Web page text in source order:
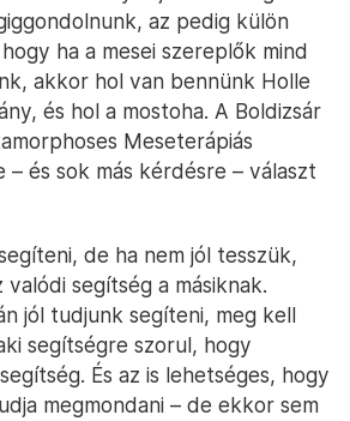
az pedig külön
ha a mesei szereplők mind
akkor hol van bennünk Holle
és hol a mostoha. A Boldizsár
Meseterápiás
– és sok más kérdésre – választ
de ha nem jól tesszük,
segítség a másiknak.
jól tudjunk segíteni, meg kell
segítségre szorul, hogy
És az is lehetséges, hogy
megmondani – de ekkor sem